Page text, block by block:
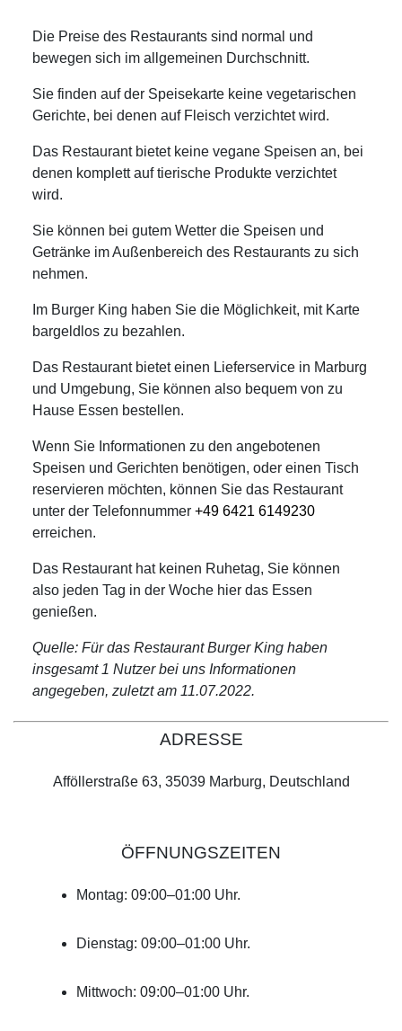
Die Preise des Restaurants sind normal und
bewegen sich im allgemeinen Durchschnitt.
Sie finden auf der Speisekarte keine vegetarischen
Gerichte, bei denen auf Fleisch verzichtet wird.
Das Restaurant bietet keine vegane Speisen an, bei
denen komplett auf tierische Produkte verzichtet
wird.
Sie können bei gutem Wetter die Speisen und
Getränke im Außenbereich des Restaurants zu sich
nehmen.
Im Burger King haben Sie die Möglichkeit, mit Karte
bargeldlos zu bezahlen.
Das Restaurant bietet einen Lieferservice in Marburg
und Umgebung, Sie können also bequem von zu
Hause Essen bestellen.
Wenn Sie Informationen zu den angebotenen
Speisen und Gerichten benötigen, oder einen Tisch
reservieren möchten, können Sie das Restaurant
unter der Telefonnummer +49 6421 6149230
erreichen.
Das Restaurant hat keinen Ruhetag, Sie können
also jeden Tag in der Woche hier das Essen
genießen.
Quelle: Für das Restaurant Burger King haben
insgesamt 1 Nutzer bei uns Informationen
angegeben, zuletzt am 11.07.2022.
ADRESSE
Afföllerstraße 63, 35039 Marburg, Deutschland
ÖFFNUNGSZEITEN
Montag: 09:00–01:00 Uhr.
Dienstag: 09:00–01:00 Uhr.
Mittwoch: 09:00–01:00 Uhr.